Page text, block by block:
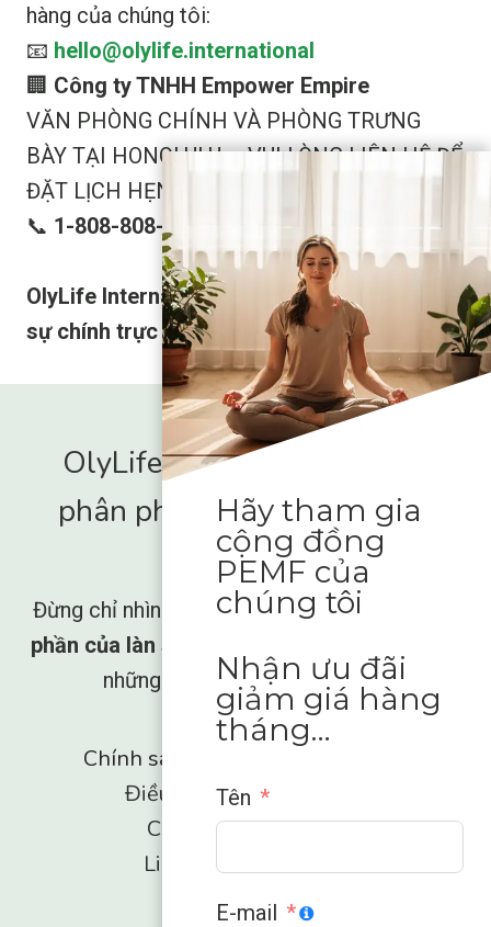
hàng của chúng tôi:
📧 hello@olylife.international
🏢 Công ty TNHH Empower Empire
VĂN PHÒNG CHÍNH VÀ PHÒNG TRƯNG
BÀY TẠI HONOLULU – VUI LÒNG LIÊN HỆ ĐỂ
ĐẶT LỊCH HẸN
📞 1-808-808-8989
OlyLife International – Sức khỏe đích thực,
sự chính trực đích thực.
OlyLife International - Nhà
phân phối toàn cầu được ủy
quyền
Đừng chỉ nhìn phong trào trỗi dậy,hãy là một
phần của làn sóng Trao quyền
những gì cơ thể bạn còn thiếu.
Chính sách hoàn tiền và trả hàng
Điều khoản và Điều kiện
Chính sách bảo mật
Liên hệ với chúng tôi
Hãy tham gia
cộng đồng
PEMF của
chúng tôi
Nhận ưu đãi
giảm giá hàng
tháng…
Tên
E-mail